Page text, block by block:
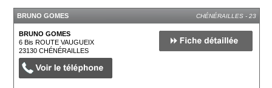
BRUNO GOMES CHÉNÉRAILLES - 23
BRUNO GOMES
6 Bis ROUTE VAUGUEIX
23130CHÉNÉRAILLES